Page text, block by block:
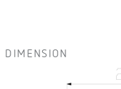
DIMENSION